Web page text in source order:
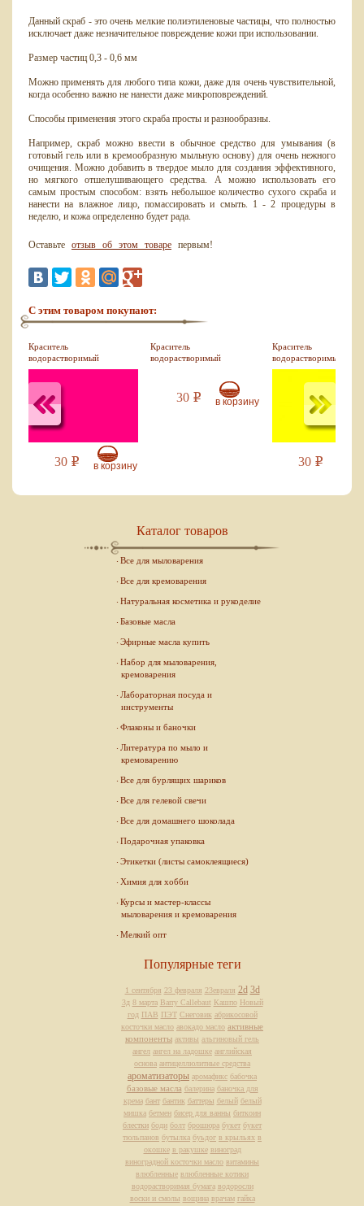
Данный скраб - это очень мелкие полиэтиленовые частицы, что полностью
исключает даже незначительное повреждение кожи при использовании.
Размер частиц 0,3 - 0,6 мм
Можно применять для любого типа кожи, даже для очень чувствительной,
когда особенно важно не нанести даже микроповреждений.
Способы применения этого скраба просты и разнообразны.
Например, скраб можно ввести в обычное средство для умывания (в
готовый гель или в кремообразную мыльную основу) для очень нежного
очищения. Можно добавить в твердое мыло для создания эффективного,
но мягкого отшелушивающего средства. А можно использовать его
самым простым способом: взять небольшое количество сухого скраба и
нанести на влажное лицо, помассировать и смыть. 1 - 2 процедуры в
неделю, и кожа определенно будет рада.
Оставьте отзыв об этом товаре первым!
С этим товаром покупают:
Краситель
водорастворимый
малиновый, 10 мл
30 Р в корзину
Краситель
водорастворимый
30 Р в корзину
Краситель
водорастворимый
желтый, 10 мл
30 Р
Каталог товаров
Все для мыловарения
Все для кремоварения
Натуральная косметика и рукоделие
Базовые масла
Эфирные масла купить
Набор для мыловарения,
кремоварения
Лабораторная посуда и
инструменты
Флаконы и баночки
Литература по мыло и
кремоварению
Все для бурлящих шариков
Все для гелевой свечи
Все для домашнего шоколада
Подарочная упаковка
Этикетки (листы самоклеящиеся)
Химия для хобби
Курсы и мастер-классы
мыловарения и кремоварения
Мелкий опт
Популярные теги
1 сентября 23 февраля 23евраля 2d 3d
3д 8 марта Barry Callebaut Кашпо Новый
год ПАВ ПЭТ Снеговик абрикосовой
косточки масло авокадо масло активные
компоненты активы альгиновый гель
ангел ангел на ладошке английская
основа антицеллюлитные средства
ароматизаторы аромафикс бабочка
базовые масла балерина баночка для
крема бант бантик баттеры белый белый
мишка бетмен бисер для ванны биткоин
блестки боди болт брошюра букет букет
тюльпанов бутылка буьдог в крыльях в
окошке в ракушке виноград
виноградной косточки масло витамины
влюбленные влюбленные котики
водорастворимая бумага водоросли
воски и смолы вощина врачам гайка